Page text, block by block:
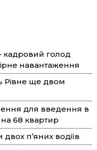
кадровий голод
навантаження
Рівне ще двом
для введення в
на 68 квартир
п’яних водіїв